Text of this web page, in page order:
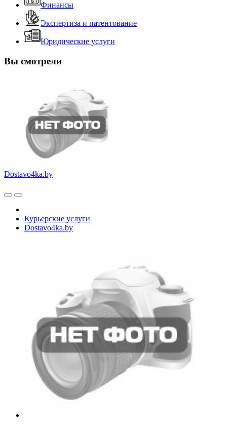
Финансы
Экспертиза и патентование
Юридические услуги
Вы смотрели
Dostavo4ka.by
Курьерские услуги
Dostavo4ka.by